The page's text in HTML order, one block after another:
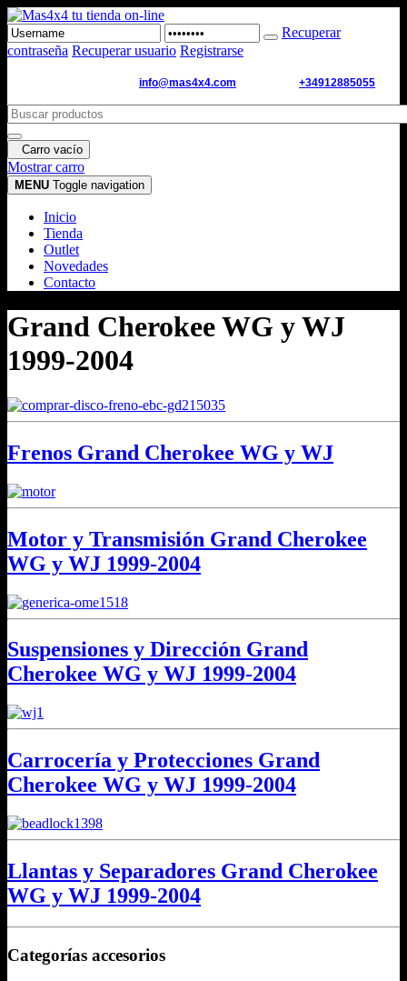
Recuperar
contraseña Recuperar usuario Registrarse
info@mas4x4.com +34912885055
Carro vacío
Mostrar carro
MENU Toggle navigation
Inicio
Tienda
Outlet
Novedades
Contacto
Grand Cherokee WG y WJ
1999-2004
Frenos Grand Cherokee WG y WJ
Motor y Transmisión Grand Cherokee
WG y WJ 1999-2004
Suspensiones y Dirección Grand
Cherokee WG y WJ 1999-2004
Carrocería y Protecciones Grand
Cherokee WG y WJ 1999-2004
Llantas y Separadores Grand Cherokee
WG y WJ 1999-2004
Categorías accesorios